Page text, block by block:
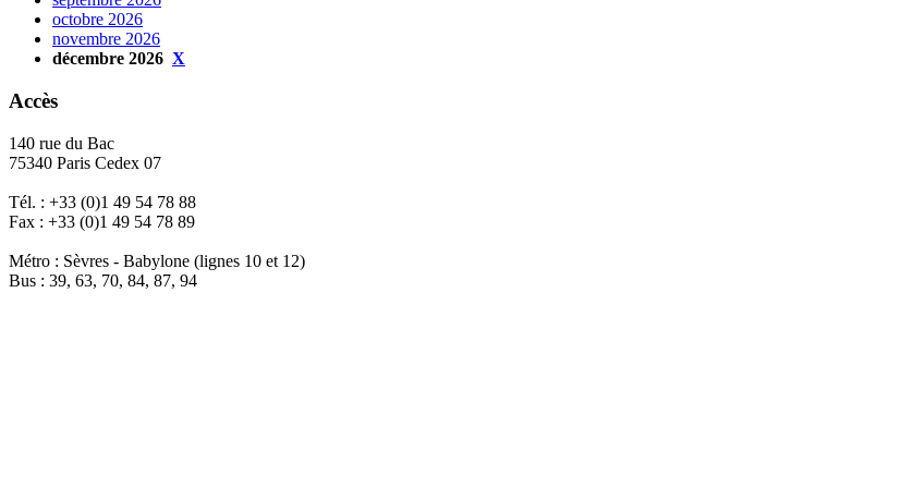
octobre 2026
novembre 2026
décembre 2026 X
Accès
140 rue du Bac
75340 Paris Cedex 07
Tél. : +33 (0)1 49 54 78 88
Fax : +33 (0)1 49 54 78 89
Métro : Sèvres - Babylone (lignes 10 et 12)
Bus : 39, 63, 70, 84, 87, 94